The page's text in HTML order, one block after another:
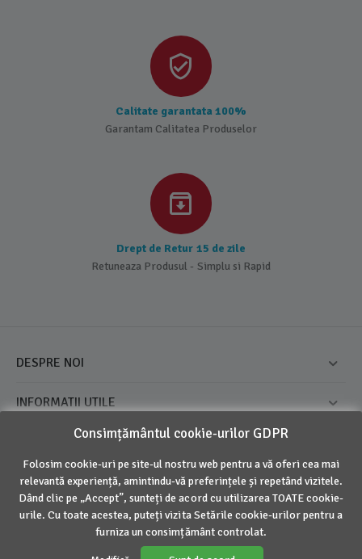
Calitate garantata 100%
Garantam Calitatea Produselor
Drept de Retur 15 de zile
Retuneaza Produsul - Simplu si Rapid
DESPRE NOI
INFORMATII UTILE
CONTUL MEU
CONTACT
© 2016 - 2026 Inovius. Marca Inregistrata
Consimțământul cookie-urilor GDPR
Folosim cookie-uri pe site-ul nostru web pentru a vă oferi cea mai
relevantă experiență, amintindu-vă preferințele și repetând vizitele.
Dând clic pe „Accept”, sunteți de acord cu utilizarea TOATE cookie-
urile. Cu toate acestea, puteți vizita Setările cookie-urilor pentru a
furniza un consimțământ controlat.